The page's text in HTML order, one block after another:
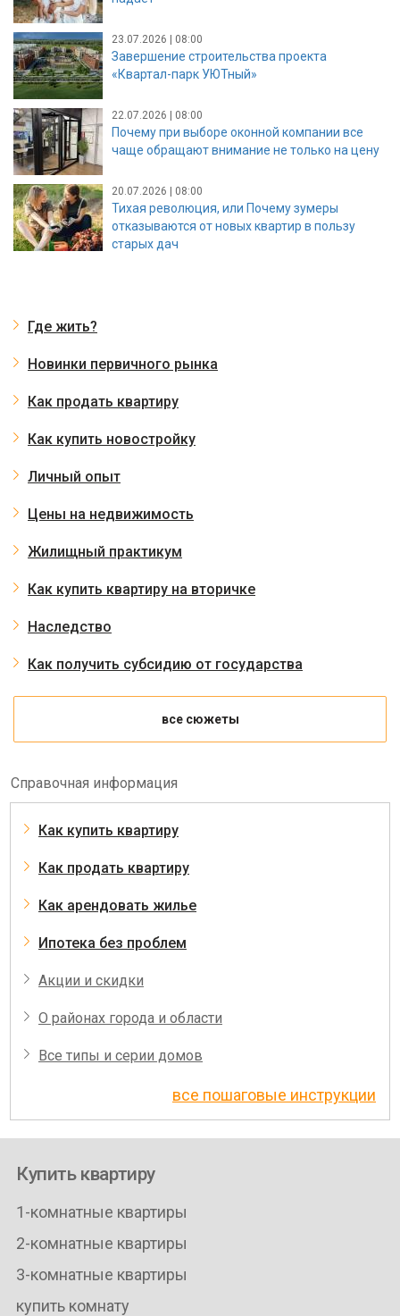
23.07.2026 | 08:00
Завершение строительства проекта
«Квартал-парк УЮТный»
22.07.2026 | 08:00
Почему при выборе оконной компании все
чаще обращают внимание не только на цену
20.07.2026 | 08:00
Тихая революция, или Почему зумеры
отказываются от новых квартир в пользу
старых дач
Где жить?
Новинки первичного рынка
Как продать квартиру
Как купить новостройку
Личный опыт
Цены на недвижимость
Жилищный практикум
Как купить квартиру на вторичке
Наследство
Как получить субсидию от государства
все сюжеты
Справочная информация
Как купить квартиру
Как продать квартиру
Как арендовать жилье
Ипотека без проблем
Акции и скидки
О районах города и области
Все типы и серии домов
все пошаговые инструкции
Купить квартиру
1-комнатные квартиры
2-комнатные квартиры
3-комнатные квартиры
купить комнату